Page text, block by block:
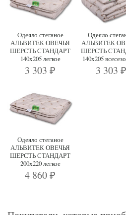
Одеяло стеганое
АЛЬВИТЕК ОВЕЧЬЯ
ШЕРСТЬ СТАНДАРТ
140х205 легкое
3 303₽
Одеяло
АЛЬВИТЕК
ШЕРСТЬ
140х205
3 303 ₽
Одеяло стеганое
АЛЬВИТЕК ОВЕЧЬЯ
ШЕРСТЬ СТАНДАРТ
200х220 легкое
4 860₽